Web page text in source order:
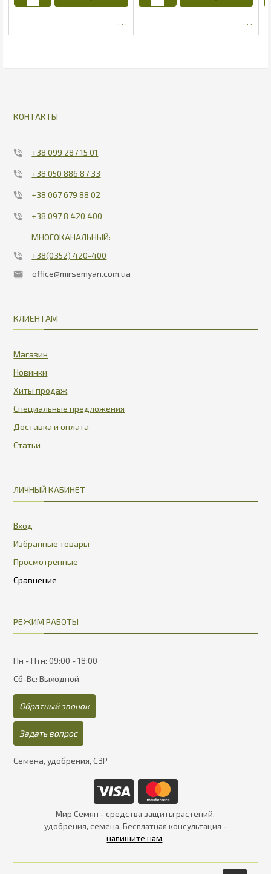
КОНТАКТЫ
+38 099 287 15 01
+38 050 886 87 33
+38 067 679 88 02
+38 097 8 420 400
МНОГОКАНАЛЬНЫЙ:
+38(0352) 420-400
office@mirsemyan.com.ua
КЛИЕНТАМ
Магазин
Новинки
Хиты продаж
Специальные предложения
Доставка и оплата
Статьи
ЛИЧНЫЙ КАБИНЕТ
Вход
Избранные товары
Просмотренные
РЕЖИМ РАБОТЫ
Пн - Птн: 09:00 - 18:00
Сб-Вс: Выходной
Обратный звонок
Задать вопрос
Семена, удобрения, СЗР
Мир Семян - средства защиты растений,
удобрения, семена. Бесплатная консультация -
напишите нам.